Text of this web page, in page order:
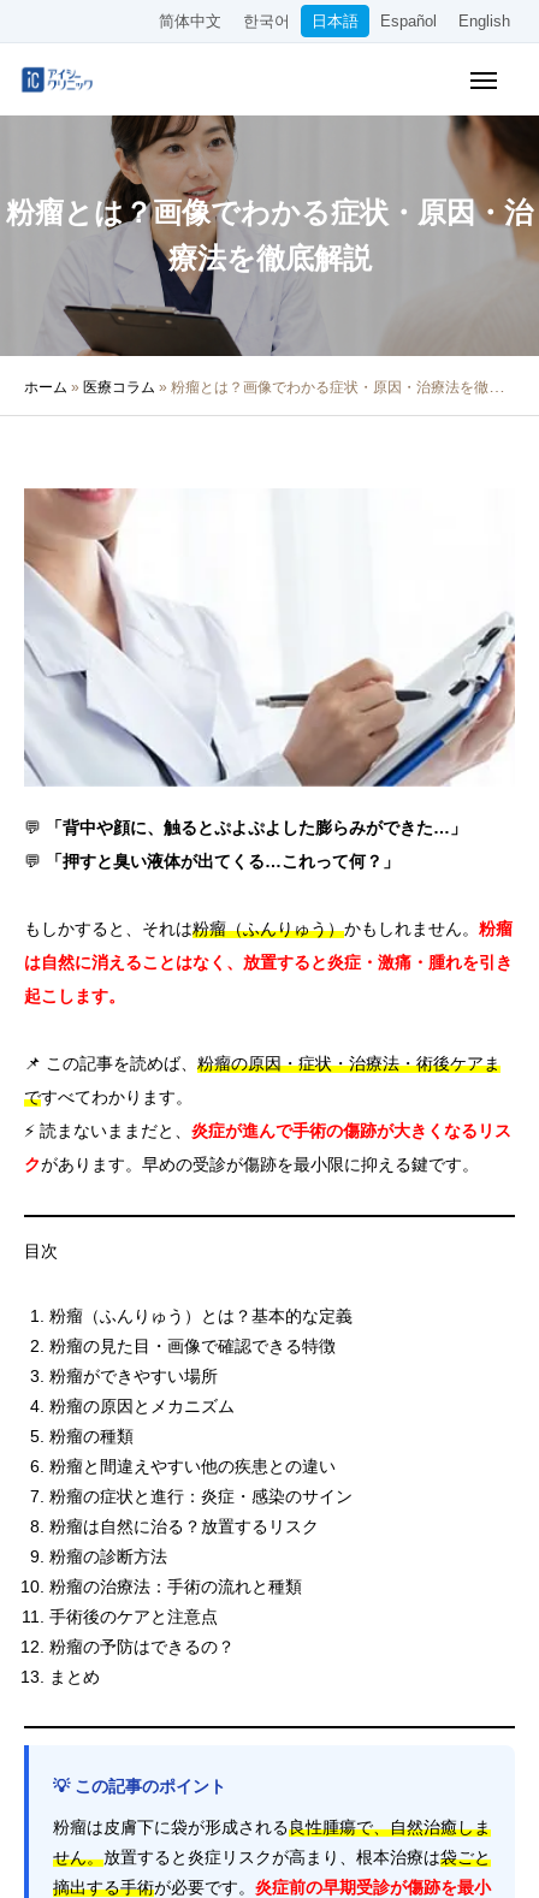
简体中文 한국어 日本語 Español English
粉瘤とは？画像でわかる症状・原因・治
療法を徹底解説
ホーム » 医療コラム » 粉瘤とは？画像でわかる症状・原因・治療法を徹底解説
💬
「背中や顔に、触るとぷよぷよした膨らみができた…」
💬
「押すと臭い液体が出てくる…これって何？」
もしかすると、それは粉瘤（ふんりゅう）かもしれません。 粉瘤
は自然に消えることはなく、放置すると炎症・激痛・腫れを引き
起こします。
📌 この記事を読めば、 粉瘤の原因・症状・治療法・術後ケアま
ですべてわかります。
⚡ 読まないままだと、 炎症が進んで手術の傷跡が大きくなるリス
クがあります。早めの受診が傷跡を最小限に抑える鍵です。
目次
粉瘤（ふんりゅう）とは？基本的な定義
粉瘤の見た目・画像で確認できる特徴
粉瘤ができやすい場所
粉瘤の原因とメカニズム
粉瘤の種類
粉瘤と間違えやすい他の疾患との違い
粉瘤の症状と進行：炎症・感染のサイン
粉瘤は自然に治る？放置するリスク
粉瘤の診断方法
粉瘤の治療法：手術の流れと種類
手術後のケアと注意点
粉瘤の予防はできるの？
まとめ
💡 この記事のポイント
粉瘤は皮膚下に袋が形成される良性腫瘍で、自然治癒しま
せん。放置すると炎症リスクが高まり、根本治療は袋ごと
摘出する手術が必要です。 炎症前の早期受診が傷跡を最小
アクセス
クリニック紹介
院長・医師の紹介
言語
简体中文 한국어 English